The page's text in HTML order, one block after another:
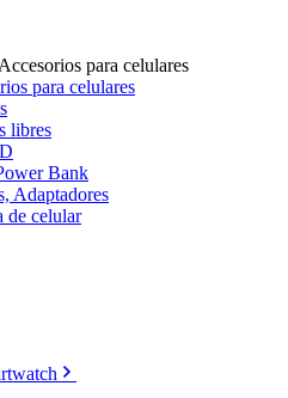
Accesorios para celulares
para celulares
libres
Bank
Adaptadores
de celular